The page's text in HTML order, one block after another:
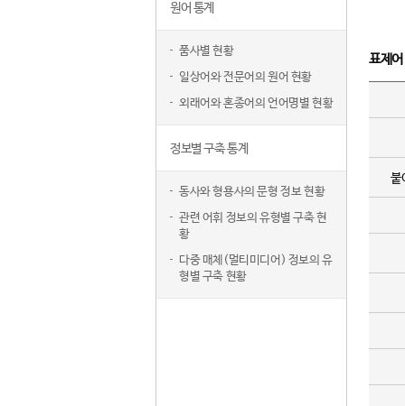
원어 통계
품사별 현황
일상어와 전문어의 원어 현황
외래어와 혼종어의 언어명별 현황
정보별 구축 통계
동사와 형용사의 문형 정보 현황
관련 어휘 정보의 유형별 구축 현
황
다중 매체(멀티미디어) 정보의 유
형별 구축 현황
표제
붙